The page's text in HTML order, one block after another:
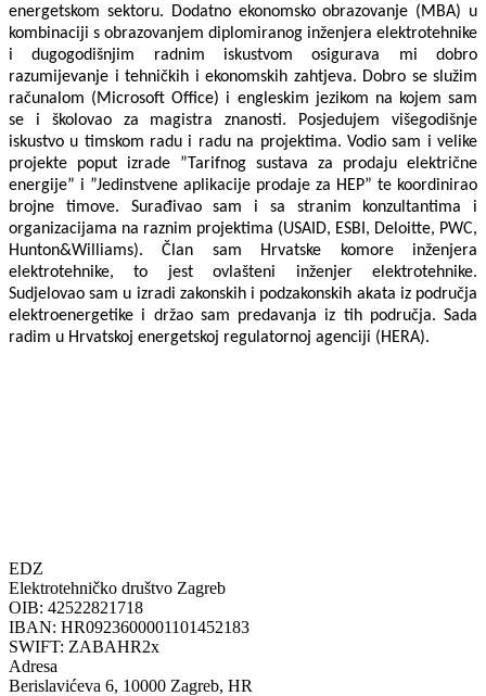
energetskom sektoru. Dodatno ekonomsko obrazovanje (MBA) u
kombinaciji s obrazovanjem diplomiranog inženjera elektrotehnike
i dugogodišnjim radnim iskustvom osigurava mi dobro
razumijevanje i tehničkih i ekonomskih zahtjeva. Dobro se služim
računalom (Microsoft Office) i engleskim jezikom na kojem sam
se i školovao za magistra znanosti. Posjedujem višegodišnje
iskustvo u timskom radu i radu na projektima. Vodio sam i velike
projekte poput izrade ”Tarifnog sustava za prodaju električne
energije” i ”Jedinstvene aplikacije prodaje za HEP” te koordinirao
brojne timove. Surađivao sam i sa stranim konzultantima i
organizacijama na raznim projektima (USAID, ESBI, Deloitte, PWC,
Hunton&Williams). Član sam Hrvatske komore inženjera
elektrotehnike, to jest ovlašteni inženjer elektrotehnike.
Sudjelovao sam u izradi zakonskih i podzakonskih akata iz područja
elektroenergetike i držao sam predavanja iz tih područja. Sada
radim u Hrvatskoj energetskoj regulatornoj agenciji (HERA).
EDZ
Elektrotehničko društvo Zagreb
OIB: 42522821718
IBAN: HR0923600001101452183
SWIFT: ZABAHR2x
Adresa
Berislavićeva 6, 10000 Zagreb, HR